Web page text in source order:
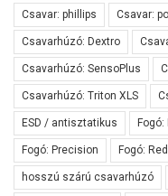
Csavar: phillips Csavar:
Csavarhúzó: Dextro
Csavarhúzó: SensoPlus
Csavarhúzó: Triton XLS
ESD / antisztatikus
Fogó: Precision Fogó:
hosszú szárú csavarhúzó